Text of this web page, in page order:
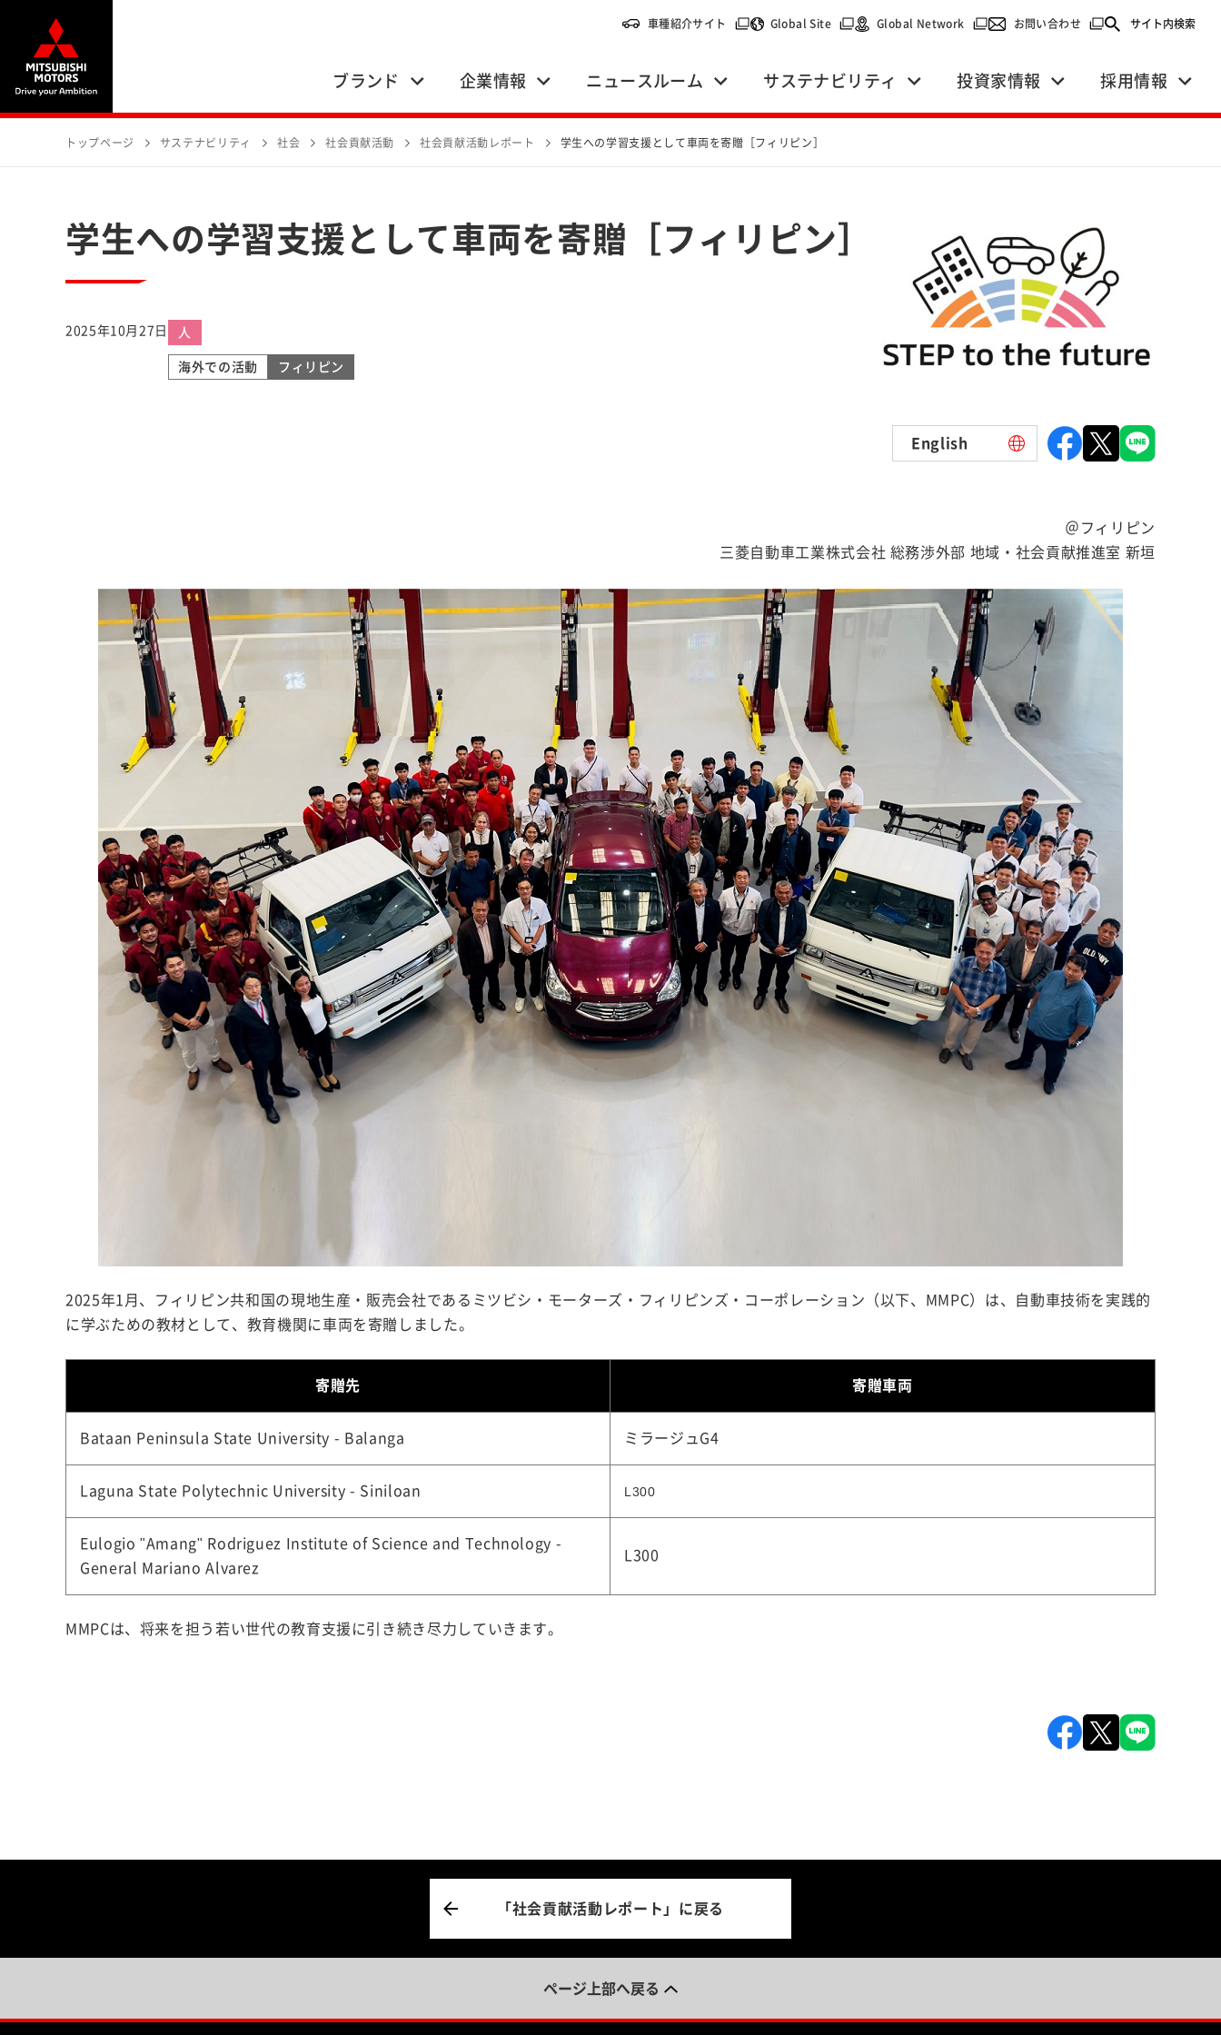
車種紹介サイト （別ウィンドウで開く）
Global Site（別ウィンドウで開く）
Global Network （別ウィンドウで開く）
お問い合わせ （別ウィンドウで開く）
サイト内検索
ブランド 企業情報 ニュースルーム サステナビリティ 投資家情報 採用情報
トップページ サステナビリティ 社会 社会貢献活動 社会貢献活動レポート 学生への学習支援として車両を寄贈［フィリピン］
学生への学習支援として車両を寄贈［フィリピン］
2025年10月27日 人
海外での活動 フィリピン
English
＠フィリピン
三菱自動車工業株式会社 総務渉外部 地域・社会貢献推進室 新垣
2025年1月、フィリピン共和国の現地生産・販売会社であるミツビシ・モーターズ・フィリピンズ・コーポレーション（以下、MMPC）は、自動車技術を実践的
に学ぶための教材として、教育機関に車両を寄贈しました。
寄贈先 寄贈車両
Bataan Peninsula State University - Balanga ミラージュG4
Laguna State Polytechnic University - Siniloan L300
Eulogio "Amang" Rodriguez Institute of Science and Technology -
General Mariano Alvarez
L300
MMPCは、将来を担う若い世代の教育支援に引き続き尽力していきます。
「社会貢献活動レポート」に戻る
ページ上部へ戻る